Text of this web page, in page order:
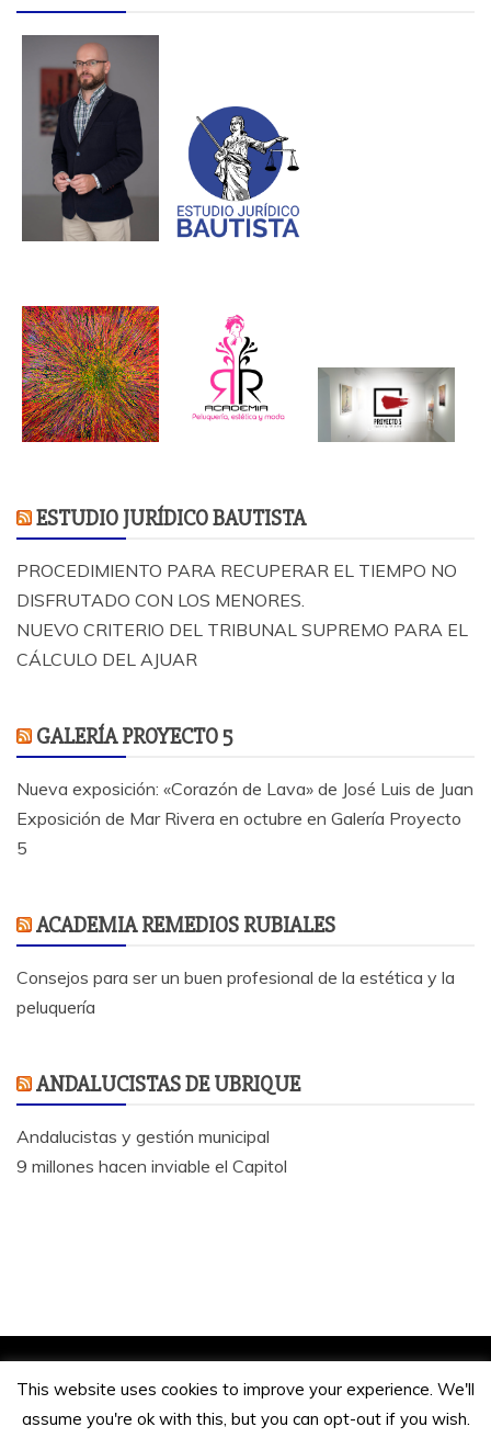
ESTUDIO JURÍDICO BAUTISTA
PROCEDIMIENTO PARA RECUPERAR EL TIEMPO NO
DISFRUTADO CON LOS MENORES.
NUEVO CRITERIO DEL TRIBUNAL SUPREMO PARA EL
CÁLCULO DEL AJUAR
GALERÍA PROYECTO 5
Nueva exposición: «Corazón de Lava» de José Luis de Juan
Exposición de Mar Rivera en octubre en Galería Proyecto
5
ACADEMIA REMEDIOS RUBIALES
Consejos para ser un buen profesional de la estética y la
peluquería
ANDALUCISTAS DE UBRIQUE
Andalucistas y gestión municipal
9 millones hacen inviable el Capitol
Jose Antonio Bautista 2020.
Funciona gracias a WordPress|Tema: Refined
This website uses cookies to improve your experience. We'll
assume you're ok with this, but you can opt-out if you wish.